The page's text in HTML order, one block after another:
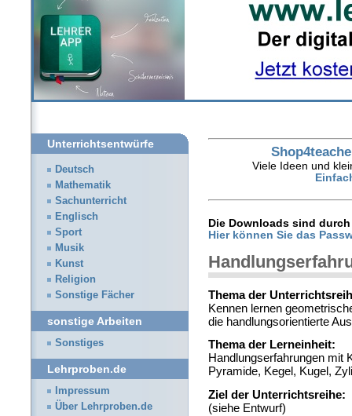
Viele Ideen und
Die Downloads sind
Hier können Sie das
Thema der
Kennen lernen
die handlungsorientierte
Thema der Lerneinheit:
Handlungserfahrungen mit
Pyramide, Kegel, Kugel,
Ziel der Unterrichtsreihe:
(siehe Entwurf)
Unterrichtsentwürfe
Deutsch
Mathematik
Sachunterricht
Englisch
Sport
Musik
Kunst
Religion
Sonstige Fächer
sonstige Arbeiten
Sonstiges
Lehrproben.de
Impressum
Über Lehrproben.de